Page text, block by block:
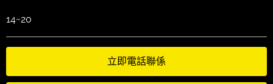
14~20
立即電話聯係